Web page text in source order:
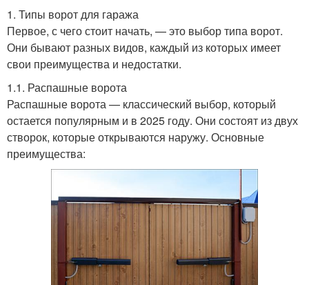
1. Типы ворот для гаража
Первое, с чего стоит начать, — это выбор типа ворот.
Они бывают разных видов, каждый из которых имеет
свои преимущества и недостатки.
1.1. Распашные ворота
Распашные ворота — классический выбор, который
остается популярным и в 2025 году. Они состоят из двух
створок, которые открываются наружу. Основные
преимущества: